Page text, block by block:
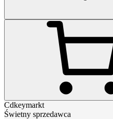
Cdkeymarkt
Świetny sprzedawca